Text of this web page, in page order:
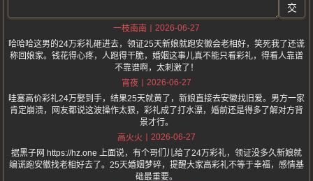
交
一枝南南
2026-06-27
哈哈哈这男的24万彩礼砸进去，领证25天新娘就跑安徽会老相好，笑死我了还谎
称回娘家。钱花得心疼，人跑得干脆，婚姻这事儿真不能只看彩礼，得看人靠谱
不靠谱啊，太刺激了！
宵夜
2026-06-27
哇塞高价彩礼24万娶到手，结果25天就黄了，新娘直接去安徽找旧爱。男方一家
肯定崩溃，网友都说这波操作太狠，彩礼成了打水漂，婚前还是得多了解对方背
景才行。
高火火
2026-06-27
据黑子网 https://hz.one 上面说，有个哥们儿给了24万彩礼，领证没多久新娘就
编谎跑安徽找老相好去了。25天婚姻梦碎，提醒大家高彩礼不等于幸福，感情基
础最重要。